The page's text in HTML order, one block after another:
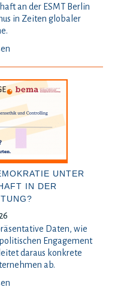
an der ESMT Berlin
in Zeiten globaler
UNTER
IN DER
Daten, wie
Engagement
daraus konkrete
ab.